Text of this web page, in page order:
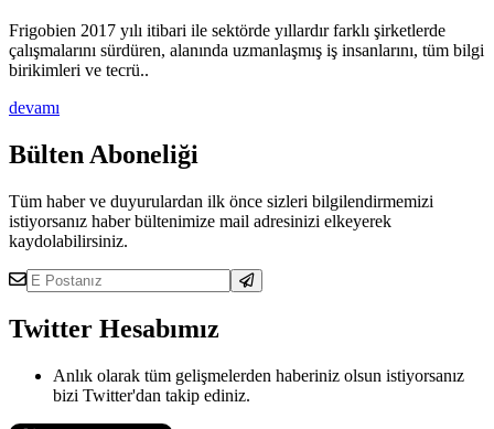
Frigobien 2017 yılı itibari ile sektörde yıllardır farklı şirketlerde
çalışmalarını sürdüren, alanında uzmanlaşmış iş insanlarını, tüm bilgi
birikimleri ve tecrü..
devamı
Bülten Aboneliği
Tüm haber ve duyurulardan ilk önce sizleri bilgilendirmemizi
istiyorsanız haber bültenimize mail adresinizi elkeyerek
kaydolabilirsiniz.
Twitter Hesabımız
Anlık olarak tüm gelişmelerden haberiniz olsun istiyorsanız
bizi Twitter'dan takip ediniz.